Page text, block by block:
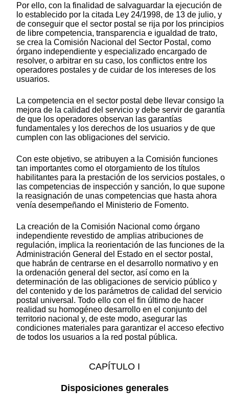
Por ello, con la finalidad de salvaguardar la ejecución de
lo establecido por la citada Ley 24/1998, de 13 de julio, y
de conseguir que el sector postal se rija por los principios
de libre competencia, transparencia e igualdad de trato,
se crea la Comisión Nacional del Sector Postal, como
órgano independiente y especializado encargado de
resolver, o arbitrar en su caso, los conflictos entre los
operadores postales y de cuidar de los intereses de los
usuarios.
La competencia en el sector postal debe llevar consigo la
mejora de la calidad del servicio y debe servir de garantía
de que los operadores observan las garantías
fundamentales y los derechos de los usuarios y de que
cumplen con las obligaciones del servicio.
Con este objetivo, se atribuyen a la Comisión funciones
tan importantes como el otorgamiento de los títulos
habilitantes para la prestación de los servicios postales, o
las competencias de inspección y sanción, lo que supone
la reasignación de unas competencias que hasta ahora
venía desempeñando el Ministerio de Fomento.
La creación de la Comisión Nacional como órgano
independiente revestido de amplias atribuciones de
regulación, implica la reorientación de las funciones de la
Administración General del Estado en el sector postal,
que habrán de centrarse en el desarrollo normativo y en
la ordenación general del sector, así como en la
determinación de las obligaciones de servicio público y
del contenido y de los parámetros de calidad del servicio
postal universal. Todo ello con el fin último de hacer
realidad su homogéneo desarrollo en el conjunto del
territorio nacional y, de este modo, asegurar las
condiciones materiales para garantizar el acceso efectivo
de todos los usuarios a la red postal pública.
CAPÍTULO I
Disposiciones generales